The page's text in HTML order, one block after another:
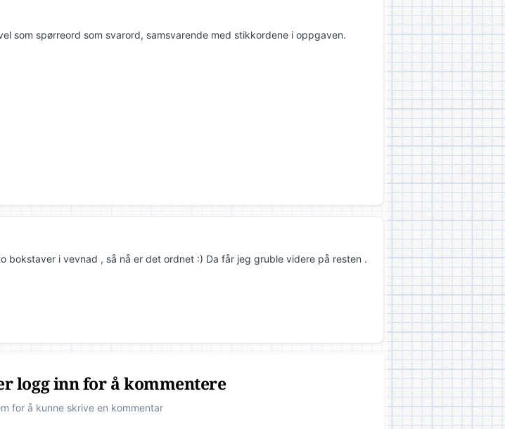
som spørreord som svarord, samsvarende med stikkordene i oppgaven.
bokstaver i vevnad , så nå er det ordnet :) Da får jeg gruble videre på resten .
logg inn for å kommentere
for å kunne skrive en kommentar